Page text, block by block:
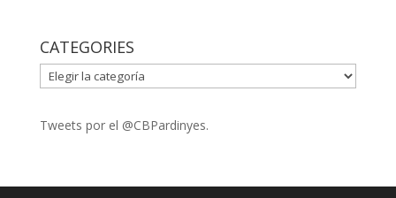
CATEGORIES
CATEGORIES
Tweets por el @CBPardinyes.